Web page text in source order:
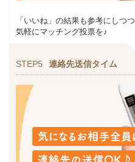
「いいね」の結果も参考にしつつ
気軽にマッチング投票を♪
STEP5 連絡先送信タイム